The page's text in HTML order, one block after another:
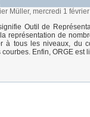
Müller, mercredi 1
Outil de
représentation de
à tous les niveaux, du
courbes. Enfin, ORGE est